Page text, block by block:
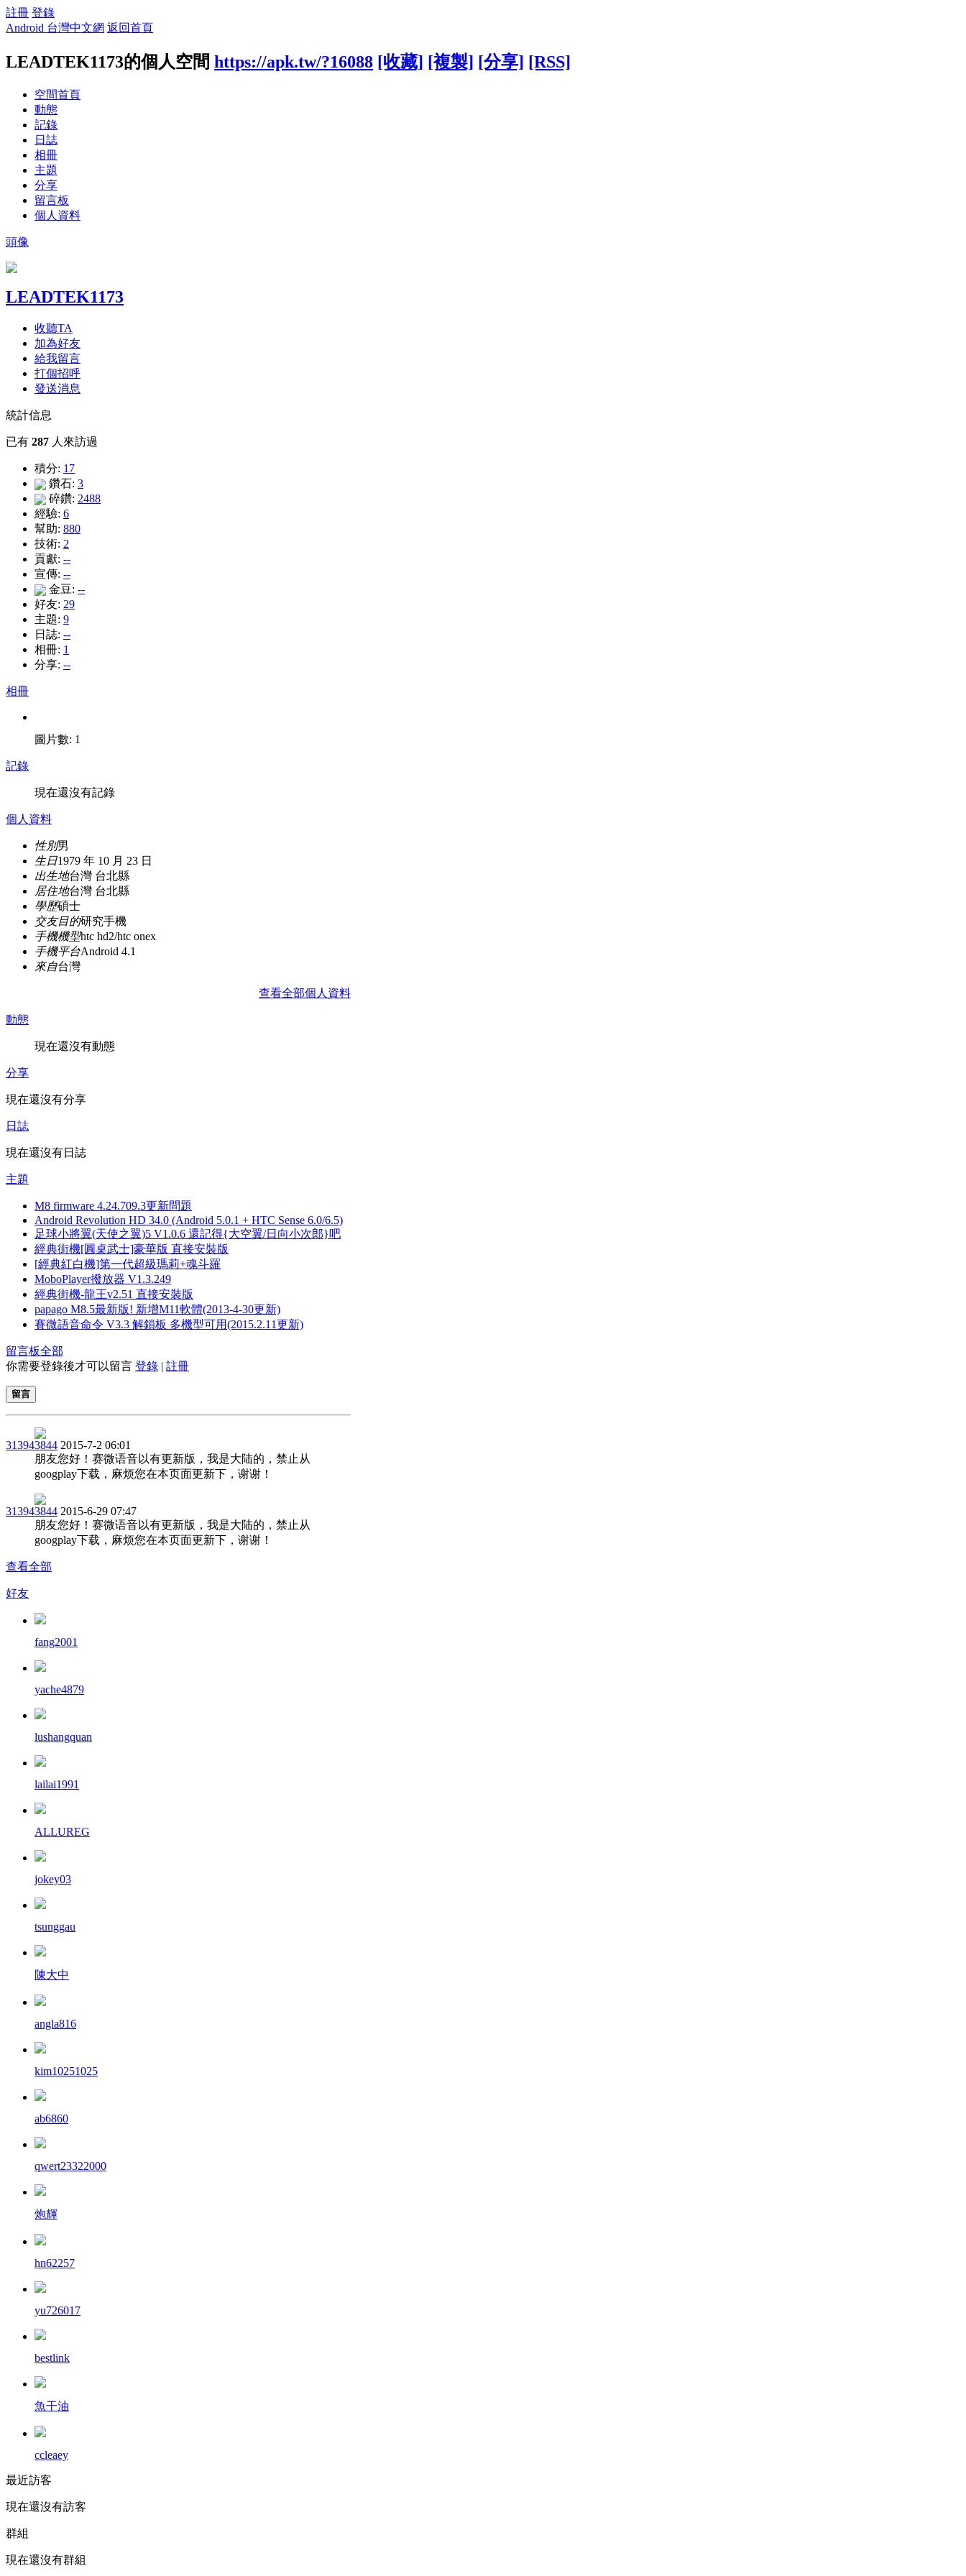
註冊 登錄
Android 台灣中文網 返回首頁
LEADTEK1173的個人空間 https://apk.tw/?16088 [收藏] [複製] [分享] [RSS]
空間首頁
動態
記錄
日誌
相冊
主題
分享
留言板
個人資料
頭像
LEADTEK1173
收聽TA
加為好友
給我留言
打個招呼
發送消息
統計信息
已有 287 人來訪過
積分: 17
鑽石: 3
碎鑽: 2488
經驗: 6
幫助: 880
技術: 2
貢獻: --
宣傳: --
金豆: --
好友: 29
主題: 9
日誌: --
相冊: 1
分享: --
相冊
圖片數: 1
記錄
現在還沒有記錄
個人資料
性別男
生日1979 年 10 月 23 日
出生地台灣 台北縣
居住地台灣 台北縣
學歷碩士
交友目的研究手機
手機機型htc hd2/htc onex
手機平台Android 4.1
來自台灣
查看全部個人資料
動態
現在還沒有動態
分享
現在還沒有分享
日誌
現在還沒有日誌
主題
M8 firmware 4.24.709.3更新問題
Android Revolution HD 34.0 (Android 5.0.1 + HTC Sense 6.0/6.5)
足球小將翼(天使之翼)5 V1.0.6 還記得{大空翼/日向小次郎}吧
經典街機[圓桌武士]豪華版 直接安裝版
[經典紅白機]第一代超級瑪莉+魂斗羅
MoboPlayer撥放器 V1.3.249
經典街機-龍王v2.51 直接安裝版
papago M8.5最新版! 新增M11軟體(2013-4-30更新)
賽微語音命令 V3.3 解鎖板 多機型可用(2015.2.11更新)
留言板全部
你需要登錄後才可以留言 登錄 | 註冊
留言
313943844 2015-7-2 06:01
朋友您好！赛微语音以有更新版，我是大陆的，禁止从
googplay下载，麻烦您在本页面更新下，谢谢！
313943844 2015-6-29 07:47
朋友您好！赛微语音以有更新版，我是大陆的，禁止从
googplay下载，麻烦您在本页面更新下，谢谢！
查看全部
好友
fang2001
yache4879
lushangquan
lailai1991
ALLUREG
jokey03
tsunggau
陳大中
angla816
kim10251025
ab6860
qwert23322000
炮輝
hn62257
yu726017
bestlink
魚干油
ccleaey
最近訪客
現在還沒有訪客
群組
現在還沒有群組